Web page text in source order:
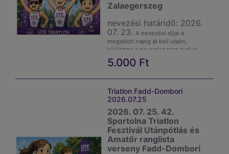
Zalaegerszeg
nevezési határidő: 2026.
07. 23. A nevezési díjat a
megadott napig át kell utalni,
különben a nevezést nem tudjuk
megcsinálni.
Újonc: 3,500 Ft
gyermek-serdülő: 5,000
Ft
ifi-junior: 6,000 Ft
5.000 Ft
Triatlon Fadd-Dombori
2026.07.25
2026. 07. 25. 42.
Sportolna Triatlon
Fesztivál Utánpótlás és
Amatőr ranglista
verseny Fadd-Dombori